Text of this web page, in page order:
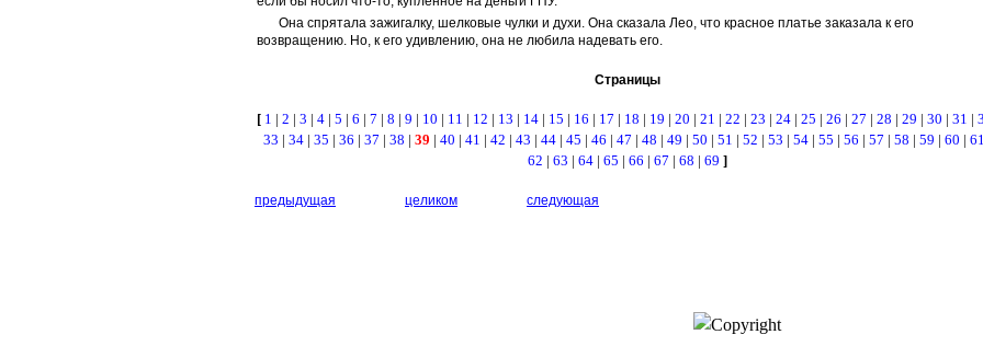
Она спрятала зажигалку, шелковые чулки и духи. Она сказала Лео, что красное платье заказала к его
возвращению. Но, к его удивлению, она не любила надевать его.
Страницы
[ 1 | 2 | 3 | 4 | 5 | 6 | 7 | 8 | 9 | 10 | 11 | 12 | 13 | 14 | 15 | 16 | 17 | 18 | 19 | 20 | 21 | 22 | 23 | 24 | 25 | 26 | 27 | 28 | 29 | 30 | 31 |
33 | 34 | 35 | 36 | 37 | 38 | 39 | 40 | 41 | 42 | 43 | 44 | 45 | 46 | 47 | 48 | 49 | 50 | 51 | 52 | 53 | 54 | 55 | 56 | 57 | 58 | 59 | 60 | 61
62 | 63 | 64 | 65 | 66 | 67 | 68 | 69 ]
предыдущая целиком следующая